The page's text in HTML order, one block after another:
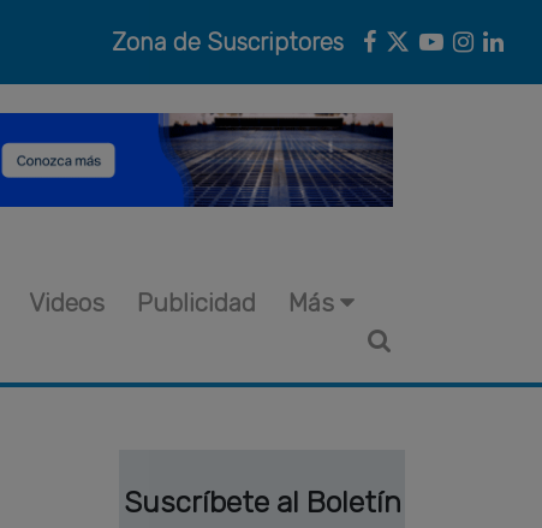
Zona de Suscriptores
Videos Publicidad Más
Suscríbete al Boletín